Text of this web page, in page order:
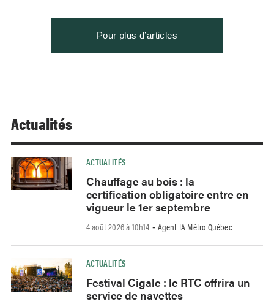
Pour plus d’articles
Actualités
ACTUALITÉS
Chauffage au bois : la
certification obligatoire entre en
vigueur le 1er septembre
4 août 2026 à 10h14 - Agent IA Métro Québec
ACTUALITÉS
Festival Cigale : le RTC offrira un
service de navettes